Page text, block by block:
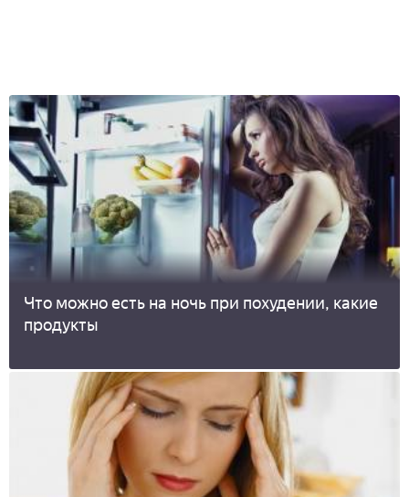
Что можно есть на ночь при похудении, какие
продукты